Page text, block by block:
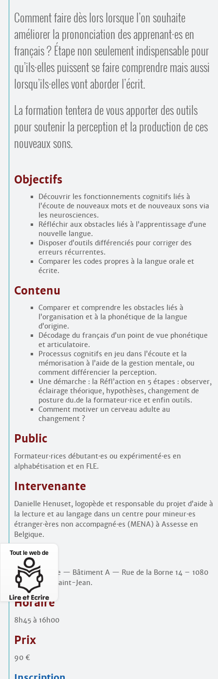
Comment faire dès lors lorsque l’on souhaite
améliorer la prononciation des apprenant·es en
français ? Étape non seulement indispensable pour
qu’ils·elles puissent se faire comprendre mais aussi
lorsqu’ils·elles vont aborder l’écrit.
La formation tentera de vous apporter des outils
pour soutenir la perception et la production de ces
nouveaux sons.
Objectifs
Découvrir les fonctionnements cognitifs liés à
l’écoute de nouveaux mots et de nouveaux sons via
les neurosciences.
Réfléchir aux obstacles liés à l’apprentissage d’une
nouvelle langue.
Disposer d’outils différenciés pour corriger des
erreurs récurrentes.
Comparer les codes propres à la langue orale et
écrite.
Contenu
Comparer et comprendre les obstacles liés à
l’organisation et à la phonétique de la langue
d’origine.
Décodage du français d’un point de vue phonétique
et articulatoire.
Processus cognitifs en jeu dans l’écoute et la
mémorisation à l’aide de la gestion mentale, ou
comment différencier la perception.
Une démarche : la Réfl’action en 5 étapes : observer,
éclairage théorique, hypothèses, changement de
posture du.de la formateur·rice et enfin outils.
Comment motiver un cerveau adulte au
changement ?
Public
Formateur·rices débutant·es ou expérimenté·es en
alphabétisation et en FLE.
Intervenante
Danielle Henuset, logopède et responsable du projet d’aide à
la lecture et au langage dans un centre pour mineur·es
étranger·ères non accompagné·es (MENA) à Assesse en
Belgique.
Lieu
Crystal Palace — Bâtiment A — Rue de la Borne 14 – 1080
Molenbeek-Saint-Jean.
Horaire
8h45 à 16h00
Prix
90 €
Tout le web de